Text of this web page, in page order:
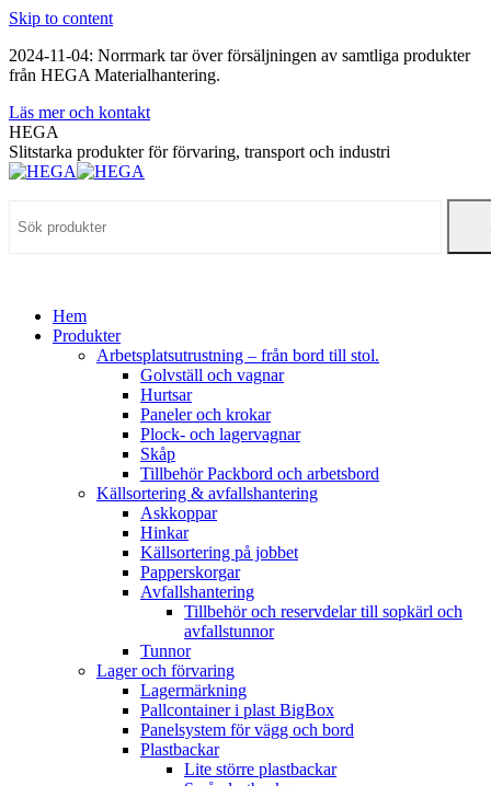
Skip to content
2024-11-04: Norrmark tar över försäljningen av samtliga produkter
från HEGA Materialhantering.
Läs mer och kontakt
HEGA
Slitstarka produkter för förvaring, transport och industri
Hem
Produkter
Arbetsplatsutrustning – från bord till stol.
Golvställ och vagnar
Hurtsar
Paneler och krokar
Plock- och lagervagnar
Skåp
Tillbehör Packbord och arbetsbord
Källsortering & avfallshantering
Askkoppar
Hinkar
Källsortering på jobbet
Papperskorgar
Avfallshantering
Tillbehör och reservdelar till sopkärl och
avfallstunnor
Tunnor
Lager och förvaring
Lagermärkning
Pallcontainer i plast BigBox
Panelsystem för vägg och bord
Plastbackar
Lite större plastbackar